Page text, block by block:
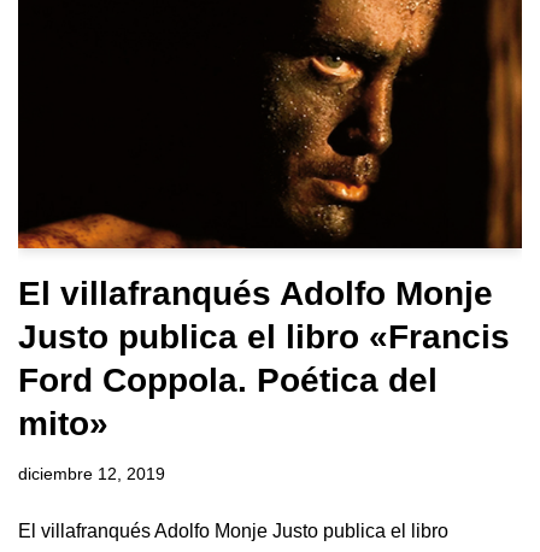
El villafranqués Adolfo Monje
Justo publica el libro «Francis
Ford Coppola. Poética del
mito»
diciembre 12, 2019
El villafranqués Adolfo Monje Justo publica el libro